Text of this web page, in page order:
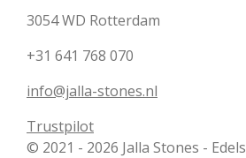
3054 WD Rotterdam
+31 641 768 070
info@jalla-stones.nl
Trustpilot
© 2021 - 2026 Jalla Stones -